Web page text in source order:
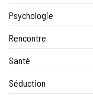
Psychologie
Rencontre
Santé
Séduction